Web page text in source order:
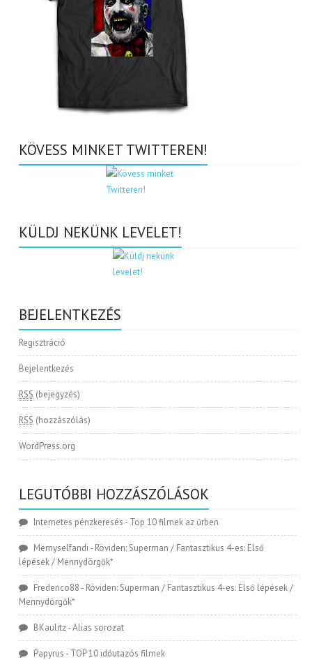
KÖVESS MINKET TWITTEREN!
KÜLDJ NEKÜNK LEVELET!
BEJELENTKEZÉS
Regisztráció
Bejelentkezés
RSS (bejegyzés)
RSS (hozzászólás)
WordPress.org
LEGUTÓBBI HOZZÁSZÓLÁSOK
Internetes pénzkeresés - Top 10 filmek az űrben
Memyselfandi - Röviden: Superman / Fantasztikus 4-es: Első
lépések / Mennydörgők*
Frederico88 - Röviden: Superman / Fantasztikus 4-es: Első lépések /
Mennydörgők*
BKaulitz-Alias sorozat
Papyrus - TOP 10 időutazós filmek